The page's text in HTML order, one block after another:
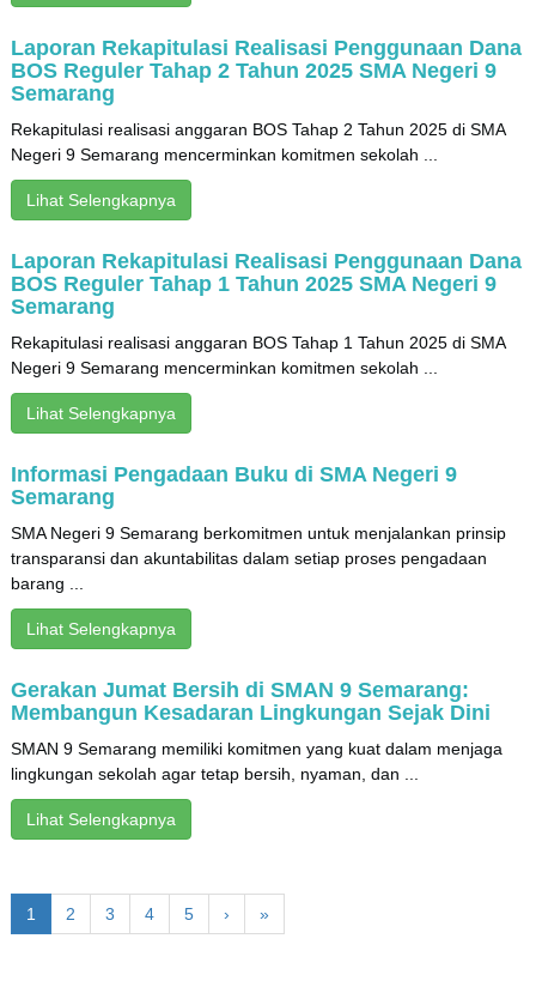
Laporan Rekapitulasi Realisasi Penggunaan Dana
BOS Reguler Tahap 2 Tahun 2025 SMA Negeri 9
Semarang
Rekapitulasi realisasi anggaran BOS Tahap 2 Tahun 2025 di SMA
Negeri 9 Semarang mencerminkan komitmen sekolah ...
Lihat Selengkapnya
Laporan Rekapitulasi Realisasi Penggunaan Dana
BOS Reguler Tahap 1 Tahun 2025 SMA Negeri 9
Semarang
Rekapitulasi realisasi anggaran BOS Tahap 1 Tahun 2025 di SMA
Negeri 9 Semarang mencerminkan komitmen sekolah ...
Lihat Selengkapnya
Informasi Pengadaan Buku di SMA Negeri 9
Semarang
SMA Negeri 9 Semarang berkomitmen untuk menjalankan prinsip
transparansi dan akuntabilitas dalam setiap proses pengadaan
barang ...
Lihat Selengkapnya
Gerakan Jumat Bersih di SMAN 9 Semarang:
Membangun Kesadaran Lingkungan Sejak Dini
SMAN 9 Semarang memiliki komitmen yang kuat dalam menjaga
lingkungan sekolah agar tetap bersih, nyaman, dan ...
Lihat Selengkapnya
1 2 3 4 5 › »